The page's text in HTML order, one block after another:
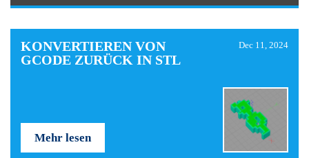
KONVERTIEREN VON
GCODE ZURÜCK IN STL
Dec 11, 2024
Mehr lesen